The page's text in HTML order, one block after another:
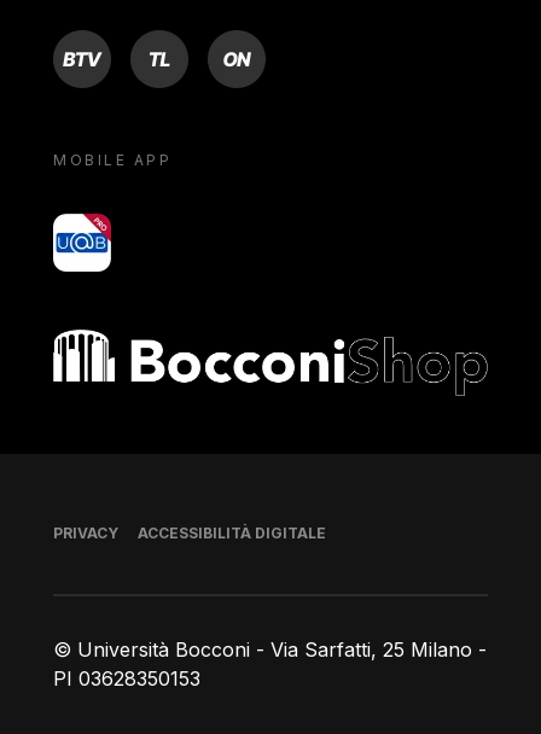
BTV TL ON
MOBILE APP
yoU@B
Bocconi shop
© Università Bocconi - Via Sarfatti, 25 Milano -
PI 03628350153
Piè di pagina
PRIVACY ACCESSIBILITÀ DIGITALE